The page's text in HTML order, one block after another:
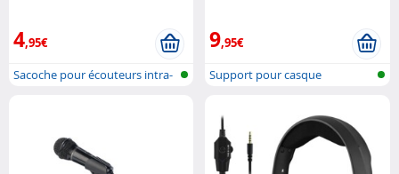
4,95€
Sacoche pour écouteurs intra-
9,95€
Support pour casque